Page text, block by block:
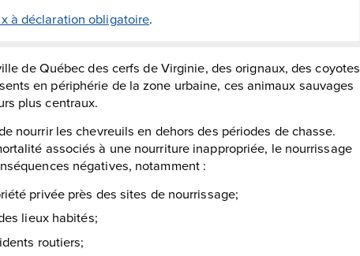
à déclaration obligatoire.
de Québec des cerfs de Virginie, des orignaux, des coyotes
en périphérie de la zone urbaine, ces animaux sauvages
plus centraux.
nourrir les chevreuils en dehors des périodes de chasse.
associés à une nourriture inappropriée, le nourrissage
négatives, notamment :
privée près des sites de nourrissage;
lieux habités;
routiers;